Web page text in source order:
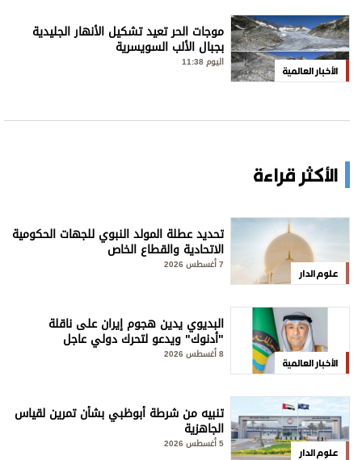
الأخبار العالمية
موجات الحر تعيد تشكيل الأنهار الجليدية
بجبال الألب السويسرية
اليوم 11:38
الأكثر قراءة
علوم الدار
تحديد عطلة المولد النبوي للجهات الحكومية
الاتحادية والقطاع الخاص
الأخبار العالمية
البديوي يدين هجوم إيران على ناقلة
"أدنوك" ويدعو لتحرك دولي عاجل
8 أغسطس 2026
علوم الدار
تنبيه من شرطة أبوظبي بشأن تمرين لقياس
الجاهزية
5 أغسطس 2026